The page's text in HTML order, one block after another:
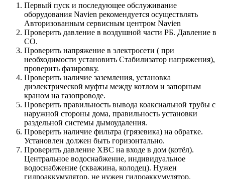
Первый пуск и последующее обслуживание
оборудования Navien рекомендуется осуществлять
Авторизованным сервисным центром Navien
Проверить давление в воздушной части РБ. Давление в
СО.
Проверить напряжение в электросети ( при
необходимости установить Стабилизатор напряжения),
проверить фазировку.
Проверить наличие заземления, установка
диэлектрической муфты между котлом и запорным
краном на газопроводе.
Проверить правильность вывода коаксиальной трубы с
наружной стороны дома, правильность установки
раздельной системы дымоудаления.
Проверить наличие фильтра (грязевика) на обратке.
Установлен должен быть горизонтально.
Проверить давление ХВС на входе в дом (котёл).
Центральное водоснабжение, индивидуальное
водоснабжение (скважина, колодец). Нужен
гидроаккумулятор, не нужен гидроаккумулятор.